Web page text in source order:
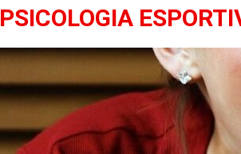
PSICOLOGIA